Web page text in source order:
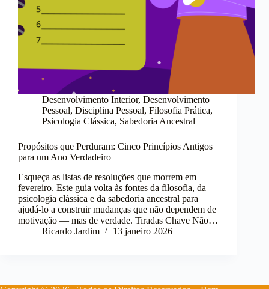
Desenvolvimento Interior, Desenvolvimento
Pessoal, Disciplina Pessoal, Filosofia Prática,
Psicologia Clássica, Sabedoria Ancestral
Propósitos que Perduram: Cinco Princípios Antigos
para um Ano Verdadeiro
Esqueça as listas de resoluções que morrem em
fevereiro. Este guia volta às fontes da filosofia, da
psicologia clássica e da sabedoria ancestral para
ajudá-lo a construir mudanças que não dependem de
motivação — mas de verdade. Tiradas Chave Não…
Ricardo Jardim
13 janeiro 2026